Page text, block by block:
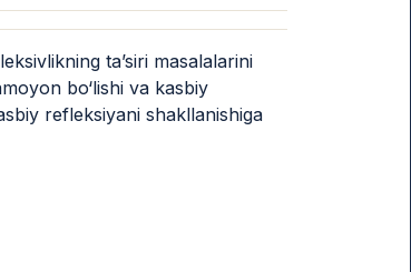
ta’siri masalalarini
bo‘lishi va kasbiy
refleksiyani shakllanishiga